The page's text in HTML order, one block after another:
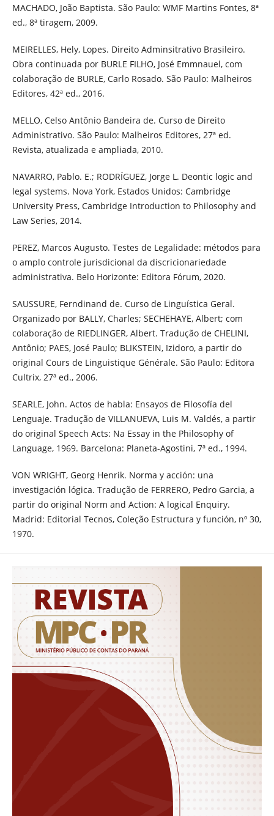
MACHADO, João Baptista. São Paulo: WMF Martins Fontes, 8ª
ed., 8ª tiragem, 2009.
MEIRELLES, Hely, Lopes. Direito Adminsitrativo Brasileiro.
Obra continuada por BURLE FILHO, José Emmnauel, com
colaboração de BURLE, Carlo Rosado. São Paulo: Malheiros
Editores, 42ª ed., 2016.
MELLO, Celso Antônio Bandeira de. Curso de Direito
Administrativo. São Paulo: Malheiros Editores, 27ª ed.
Revista, atualizada e ampliada, 2010.
NAVARRO, Pablo. E.; RODRÍGUEZ, Jorge L. Deontic logic and
legal systems. Nova York, Estados Unidos: Cambridge
University Press, Cambridge Introduction to Philosophy and
Law Series, 2014.
PEREZ, Marcos Augusto. Testes de Legalidade: métodos para
o amplo controle jurisdicional da discricionariedade
administrativa. Belo Horizonte: Editora Fórum, 2020.
SAUSSURE, Ferndinand de. Curso de Linguística Geral.
Organizado por BALLY, Charles; SECHEHAYE, Albert; com
colaboração de RIEDLINGER, Albert. Tradução de CHELINI,
Antônio; PAES, José Paulo; BLIKSTEIN, Izidoro, a partir do
original Cours de Linguistique Générale. São Paulo: Editora
Cultrix, 27ª ed., 2006.
SEARLE, John. Actos de habla: Ensayos de Filosofía del
Lenguaje. Tradução de VILLANUEVA, Luis M. Valdés, a partir
do original Speech Acts: Na Essay in the Philosophy of
Language, 1969. Barcelona: Planeta-Agostini, 7ª ed., 1994.
VON WRIGHT, Georg Henrik. Norma y acción: una
investigación lógica. Tradução de FERRERO, Pedro Garcia, a
partir do original Norm and Action: A logical Enquiry.
Madrid: Editorial Tecnos, Coleção Estructura y función, nº 30,
1970.